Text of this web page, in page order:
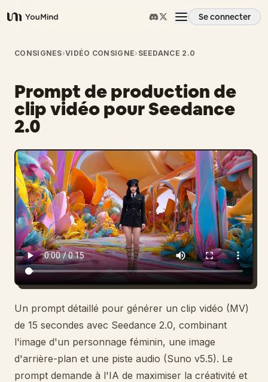
YouMind
Se connecter
Aperçu
Cas d'usage
Compétences
Invites
Tarifs
Télécharger
Blog
Mises à jour
CONSIGNES›VIDÉO CONSIGNE› SEEDANCE 2.0
Prompt de production de
clip vidéo pour Seedance
2.0
Un prompt détaillé pour générer un clip vidéo (MV)
de 15 secondes avec Seedance 2.0, combinant
l'image d'un personnage féminin, une image
d'arrière-plan et une piste audio (Suno v5.5). Le
prompt demande à l'IA de maximiser la créativité et